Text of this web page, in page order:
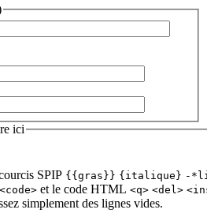
ici
SPIP {{gras}} {italique} -
<code> et le code HTML <q> <del>
simplement des lignes vides.